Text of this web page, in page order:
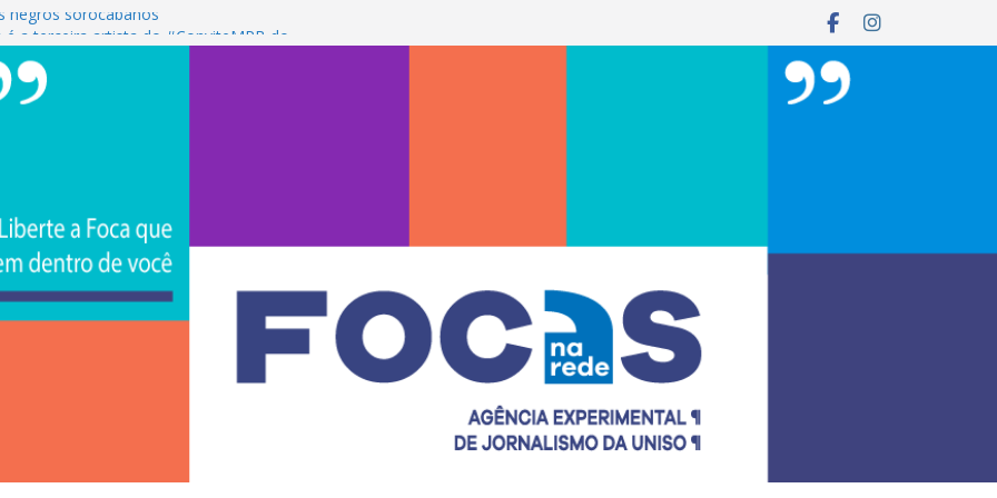
negros sorocabanos
é a terceira artista do #ConviteMPB do
Brasil 2026 promove integração, ciência e
na Uniso